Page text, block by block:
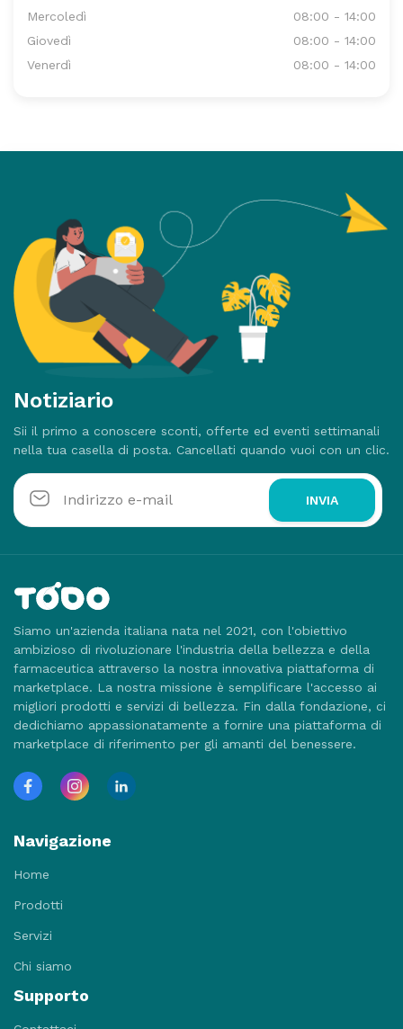
Mercoledì
08:00 - 14:00
Giovedì
08:00 - 14:00
Venerdì
08:00 - 14:00
Notiziario
Sii il primo a conoscere sconti, offerte ed eventi settimanali
nella tua casella di posta. Cancellati quando vuoi con un clic.
INVIA
Siamo un'azienda italiana nata nel 2021, con l'obiettivo
ambizioso di rivoluzionare l'industria della bellezza e della
farmaceutica attraverso la nostra innovativa piattaforma di
marketplace. La nostra missione è semplificare l'accesso ai
migliori prodotti e servizi di bellezza. Fin dalla fondazione, ci
dedichiamo appassionatamente a fornire una piattaforma di
marketplace di riferimento per gli amanti del benessere.
Navigazione
Home
Prodotti
Servizi
Chi siamo
Supporto